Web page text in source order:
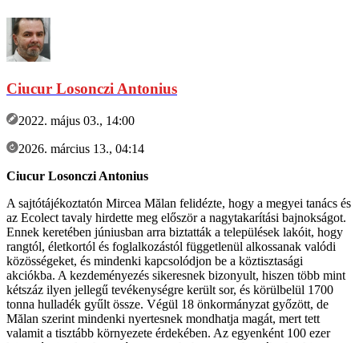
Ciucur Losonczi Antonius
2022. május 03., 14:00
2026. március 13., 04:14
Ciucur Losonczi Antonius
A sajtótájékoztatón Mircea Mălan felidézte, hogy a megyei tanács és
az Ecolect tavaly hirdette meg először a nagytakarítási bajnokságot.
Ennek keretében júniusban arra biztatták a települések lakóit, hogy
rangtól, életkortól és foglalkozástól függetlenül alkossanak valódi
közösségeket, és mindenki kapcsolódjon be a köztisztasági
akciókba. A kezdeményezés sikeresnek bizonyult, hiszen több mint
kétszáz ilyen jellegű tevékenységre került sor, és körülbelül 1700
tonna hulladék gyűlt össze. Végül 18 önkormányzat győzött, de
Mălan szerint mindenki nyertesnek mondhatja magát, mert tett
valamit a tisztább környezete érdekében. Az egyenként 100 ezer